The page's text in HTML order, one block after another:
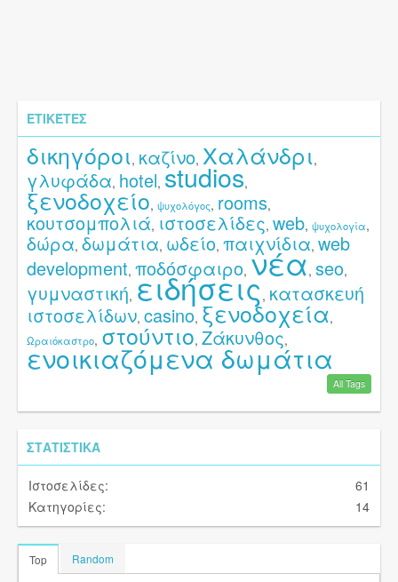
ΕΤΙΚΈΤΕΣ
δικηγόροι, καζίνο, Χαλάνδρι,
γλυφάδα, hotel, studios,
ξενοδοχείο, ψυχολόγος, rooms,
κουτσομπολιά, ιστοσελίδες, web, ψυχολογία,
δώρα, δωμάτια, ωδείο, παιχνίδια, web
development, ποδόσφαιρο, νέα, seo,
γυμναστική, ειδήσεις, κατασκευή
ιστοσελίδων, casino, ξενοδοχεία,
Ωραιόκαστρο, στούντιο, Ζάκυνθος,
ενοικιαζόμενα δωμάτια
All Tags
ΣΤΑΤΙΣΤΙΚΆ
Ιστοσελίδες:
61
Κατηγορίες:
14
Top Random